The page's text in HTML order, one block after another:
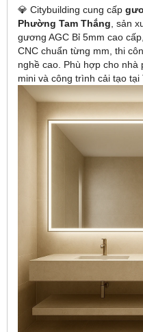
💎 Citybuilding cung cấp
Phường Tam Thắng , sản
gương AGC Bỉ 5mm cao
CNC chuẩn từng mm, thi
nghề cao. Phù hợp cho
mini và công trình cải tạo tại